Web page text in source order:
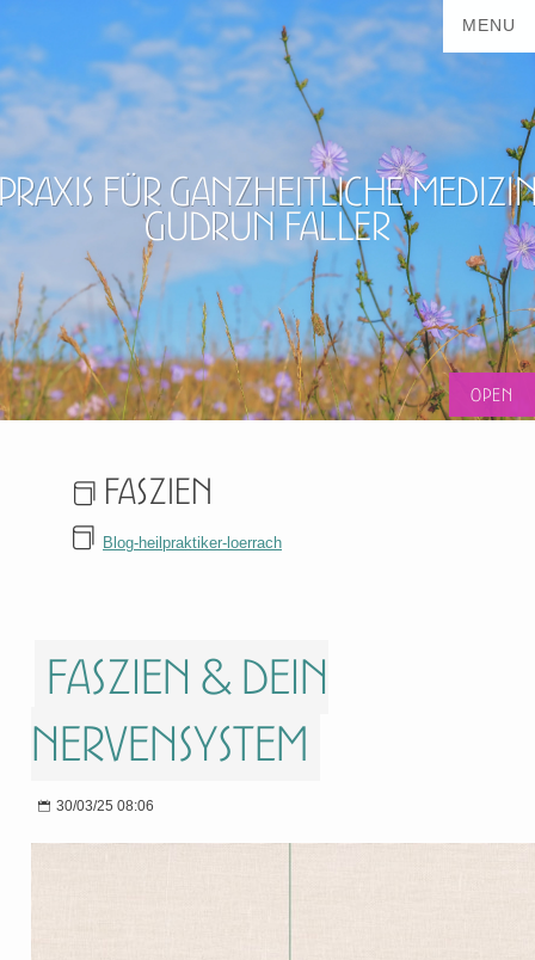
für ganzheitliche
Gudrun Faller
Faszien
Blog-heilpraktiker-loerrach
Faszien & dein
Nervensystem
30/03/25 08:06